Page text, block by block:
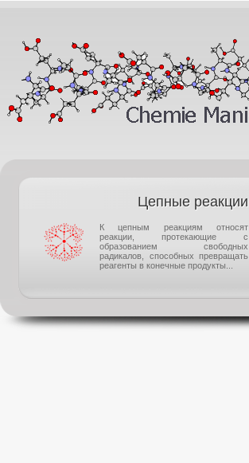
Цепные реакции
К цепным реакциям относят
реакции, протекающие с
образованием свободных
радикалов, способных превращать
реагенты в конечные продукты...